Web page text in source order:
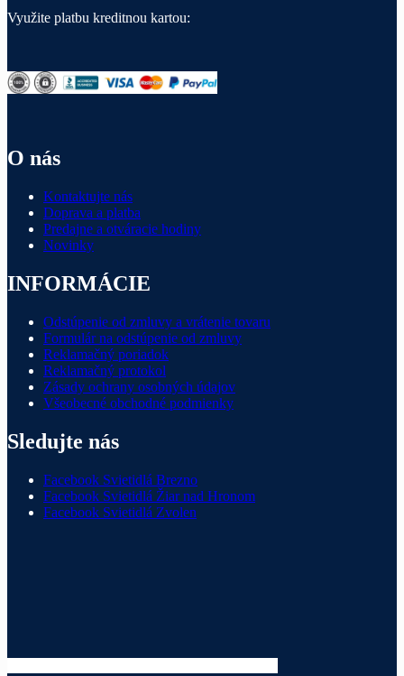
Využite platbu kreditnou kartou:
O nás
Kontaktujte nás
Doprava a platba
Predajne a otváracie hodiny
Novinky
INFORMÁCIE
Odstúpenie od zmluvy a vrátenie tovaru
Formulár na odstúpenie od zmluvy
Reklamačný poriadok
Reklamačný protokol
Zásady ochrany osobných údajov
Všeobecné obchodné podmienky
Sledujte nás
Facebook Svietidlá Brezno
Facebook Svietidlá Žiar nad Hronom
Facebook Svietidlá Zvolen